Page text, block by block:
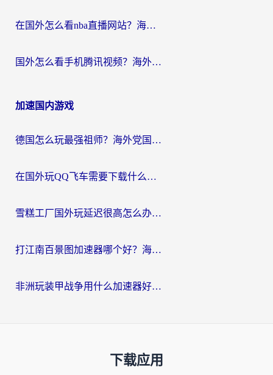
在国外怎么看nba直播网站？海外党专属体育观赛指南，告别地区限制！
国外怎么看手机腾讯视频？海外党亲测有效的追剧加速器选择指南
加速国内游戏
德国怎么玩最强祖师？海外党国服游戏加速器选择全攻略（附宝可梦Online实测）
在国外玩QQ飞车需要下载什么加速器呢？海外党亲测有效的国服游戏加速指南
雪糕工厂国外玩延迟很高怎么办？海外玩家国服游戏加速终极攻略（附实测推荐）
打江南百景图加速器哪个好？海外党踩坑N次后，终于找到不卡的秘诀
非洲玩装甲战争用什么加速器好？海外党亲测有效的国服游戏加速方案
下载应用